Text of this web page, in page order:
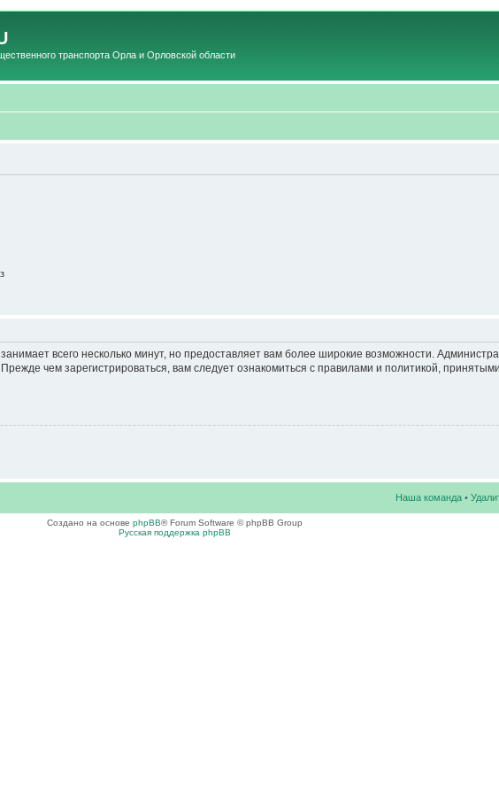
транспорта Орла и Орловской области
всего несколько минут, но предоставляет вам более широкие возможности.
чем зарегистрироваться, вам следует ознакомиться с правилами и политикой,
Наша команда •
Создано на основе phpBB® Forum Software © phpBB Group
Русская поддержка phpBB